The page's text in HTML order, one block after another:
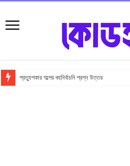
প্রত্যুপকার গল্পের বহুনির্বাচনি প্রশ্ন উত্তর